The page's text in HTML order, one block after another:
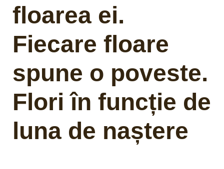
floarea ei.
Fiecare floare
spune o poveste.
Flori în funcție de
luna de naștere